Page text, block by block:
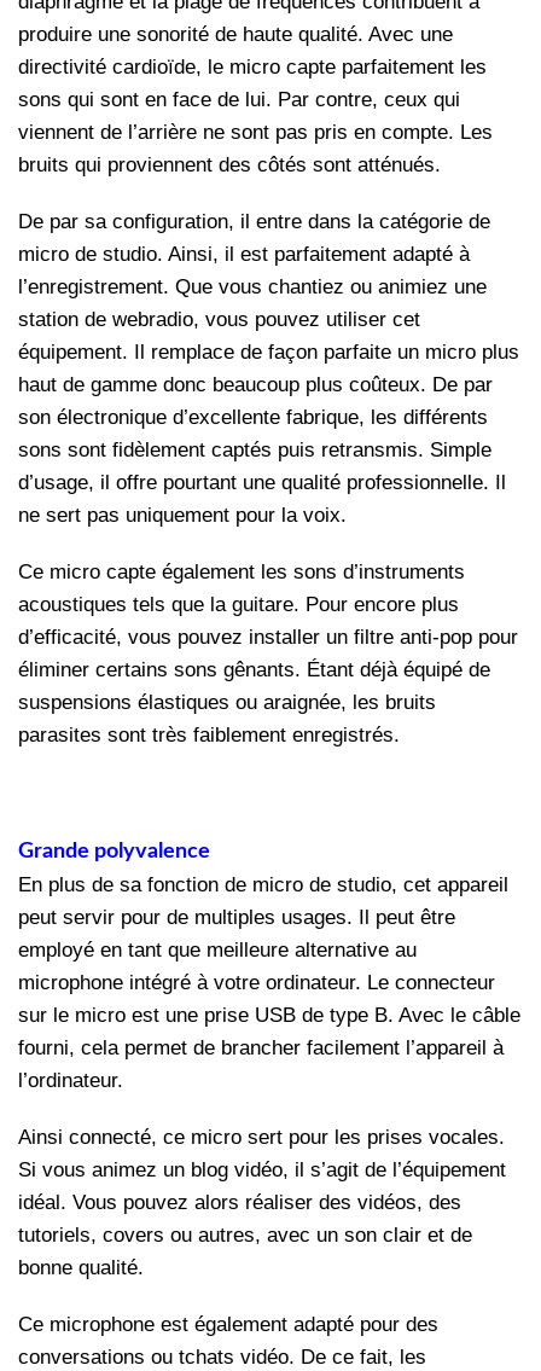
produire une sonorité de haute qualité. Avec une
directivité cardioïde, le micro capte parfaitement les
sons qui sont en face de lui. Par contre, ceux qui
viennent de l’arrière ne sont pas pris en compte. Les
bruits qui proviennent des côtés sont atténués.
De par sa configuration, il entre dans la catégorie de
micro de studio. Ainsi, il est parfaitement adapté à
l’enregistrement. Que vous chantiez ou animiez une
station de webradio, vous pouvez utiliser cet
équipement. Il remplace de façon parfaite un micro plus
haut de gamme donc beaucoup plus coûteux. De par
son électronique d’excellente fabrique, les différents
sons sont fidèlement captés puis retransmis. Simple
d’usage, il offre pourtant une qualité professionnelle. Il
ne sert pas uniquement pour la voix.
Ce micro capte également les sons d’instruments
acoustiques tels que la guitare. Pour encore plus
d’efficacité, vous pouvez installer un filtre anti-pop pour
éliminer certains sons gênants. Étant déjà équipé de
suspensions élastiques ou araignée, les bruits
parasites sont très faiblement enregistrés.
Grande polyvalence
En plus de sa fonction de micro de studio, cet appareil
peut servir pour de multiples usages. Il peut être
employé en tant que meilleure alternative au
microphone intégré à votre ordinateur. Le connecteur
sur le micro est une prise USB de type B. Avec le câble
fourni, cela permet de brancher facilement l’appareil à
l’ordinateur.
Ainsi connecté, ce micro sert pour les prises vocales.
Si vous animez un blog vidéo, il s’agit de l’équipement
idéal. Vous pouvez alors réaliser des vidéos, des
tutoriels, covers ou autres, avec un son clair et de
bonne qualité.
Ce microphone est également adapté pour des
conversations ou tchats vidéo. De ce fait, les